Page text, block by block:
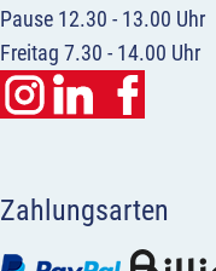
Pause 12.30 - 13.00 Uhr
Freitag 7.30 - 14.00 Uhr
Zahlungsarten